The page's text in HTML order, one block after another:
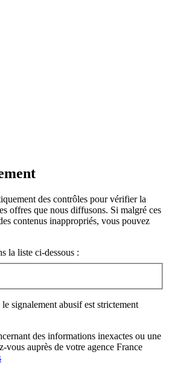
des contrôles pour vérifier la
offres que nous diffusons. Si malgré ces
contenus inappropriés, vous pouvez
la liste ci-dessous :
signalement abusif est strictement
des informations inexactes ou une
vous auprès de votre agence France